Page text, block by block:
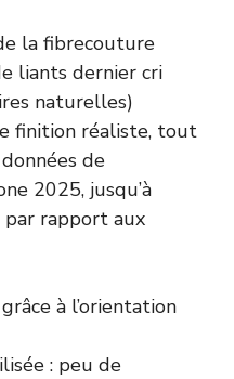
la fibrecouture
liants dernier cri
naturelles)
finition réaliste, tout
de
2025, jusqu’à
par rapport aux
à l’orientation
: peu de